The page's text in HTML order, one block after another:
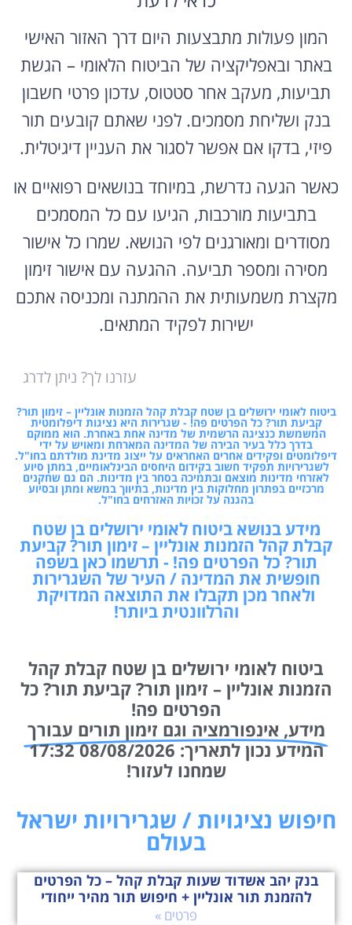
המון פעולות מתבצעות היום דרך האזור האישי
באתר ובאפליקציה של הביטוח הלאומי – הגשת
תביעות, מעקב אחר סטטוס, עדכון פרטי חשבון
בנק ושליחת מסמכים. לפני שאתם קובעים תור
פיזי, בדקו אם אפשר לסגור את העניין דיגיטלית.
כאשר הגעה נדרשת, במיוחד בנושאים רפואיים או
בתביעות מורכבות, הגיעו עם כל המסמכים
מסודרים ומאורגנים לפי הנושא. שמרו כל אישור
מסירה ומספר תביעה. ההגעה עם אישור זימון
מקצרת משמעותית את ההמתנה ומכניסה אתכם
ישירות לפקיד המתאים.
עזרנו לך? ניתן לדרג
ביטוח לאומי ירושלים בן שטח קבלת קהל הזמנות אונליין – זימון תור?
קביעת תור? כל הפרטים פה! - שגרירות היא נציגות דיפלומטית
המשמשת כנציגה הרשמית של מדינה אחת באחרת. הוא ממוקם
בדרך כלל בעיר הבירה של המדינה המארחת ומאויש על ידי
דיפלומטים ופקידים אחרים האחראים על ייצוג מדינת מולדתם בחו"ל.
לשגרירויות תפקיד חשוב בקידום היחסים הבינלאומיים, במתן סיוע
לאזרחי מדינות מוצאם ובתמיכה בסחר בין מדינות. הם גם שחקנים
מרכזיים בפתרון מחלוקות בין מדינות, בתיווך במשא ומתן ובסיוע
בהגנה על זכויות האזרחים בחו"ל.
מידע בנושא ביטוח לאומי ירושלים בן שטח
קבלת קהל הזמנות אונליין – זימון תור? קביעת
תור? כל הפרטים פה! - תרשמו כאן בשפה
חופשית את המדינה / העיר של השגרירות
ולאחר מכן תקבלו את התוצאה המדויקת
והרלוונטית ביותר!
ביטוח לאומי ירושלים בן שטח קבלת קהל
הזמנות אונליין – זימון תור? קביעת תור? כל
הפרטים פה!
מידע, אינפורמציה וגם זימון תורים עבורך
המידע נכון לתאריך: 08/08/2026 17:32
שמחנו לעזור!
חיפוש נציגויות / שגרירויות ישראל
בעולם
בנק יהב אשדוד שעות קבלת קהל – כל הפרטים
להזמנת תור אונליין + חיפוש תור מהיר ייחודי
פרטים »